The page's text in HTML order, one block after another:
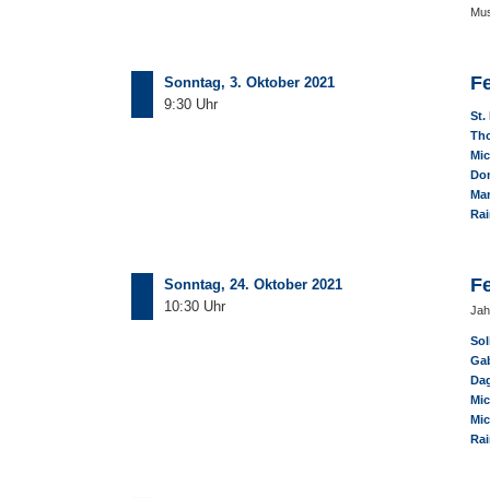
Sonntag, 3. Oktober 2021
9:30 Uhr
St.
Sonntag, 24. Oktober 2021
10:30 Uhr